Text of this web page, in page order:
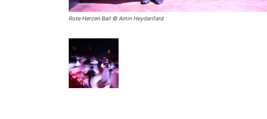
Rote Herzen Ball © Amin Heydarifard